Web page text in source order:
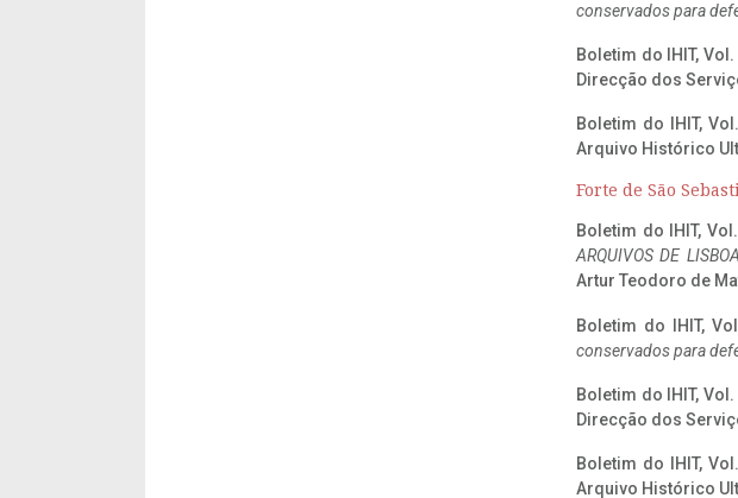
conservados para
Boletim do IHIT, Vol.
Direcção dos
Boletim do IHIT,
Arquivo Histórico
Forte de São
Boletim do IHIT,
ARQUIVOS DE
Artur Teodoro de
Boletim do IHIT,
conservados para
Boletim do IHIT, Vol.
Direcção dos
Boletim do IHIT,
Arquivo Histórico